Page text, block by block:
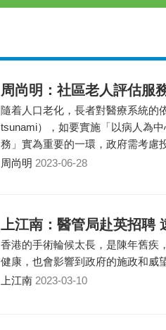
周尚明：社區老人評估服
隨着人口老化，長者對醫療系統的
tsunami），如要實施「以病人為
務」實為重要的一環，政府需考慮
周尚明 2023-06-28
上江南：醫管局赴英招聘
香港的手術輪候太長，是陳年舊疾
健康，也會影響到政府的施政和威
上江南 2023-03-10